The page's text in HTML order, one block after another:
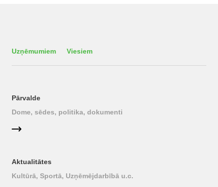
Uzņēmumiem Viesiem
Pārvalde
Dome, sēdes, politika, dokumenti
Aktualitātes
Kultūrā, Sportā, Uzņēmējdarbībā u.c.